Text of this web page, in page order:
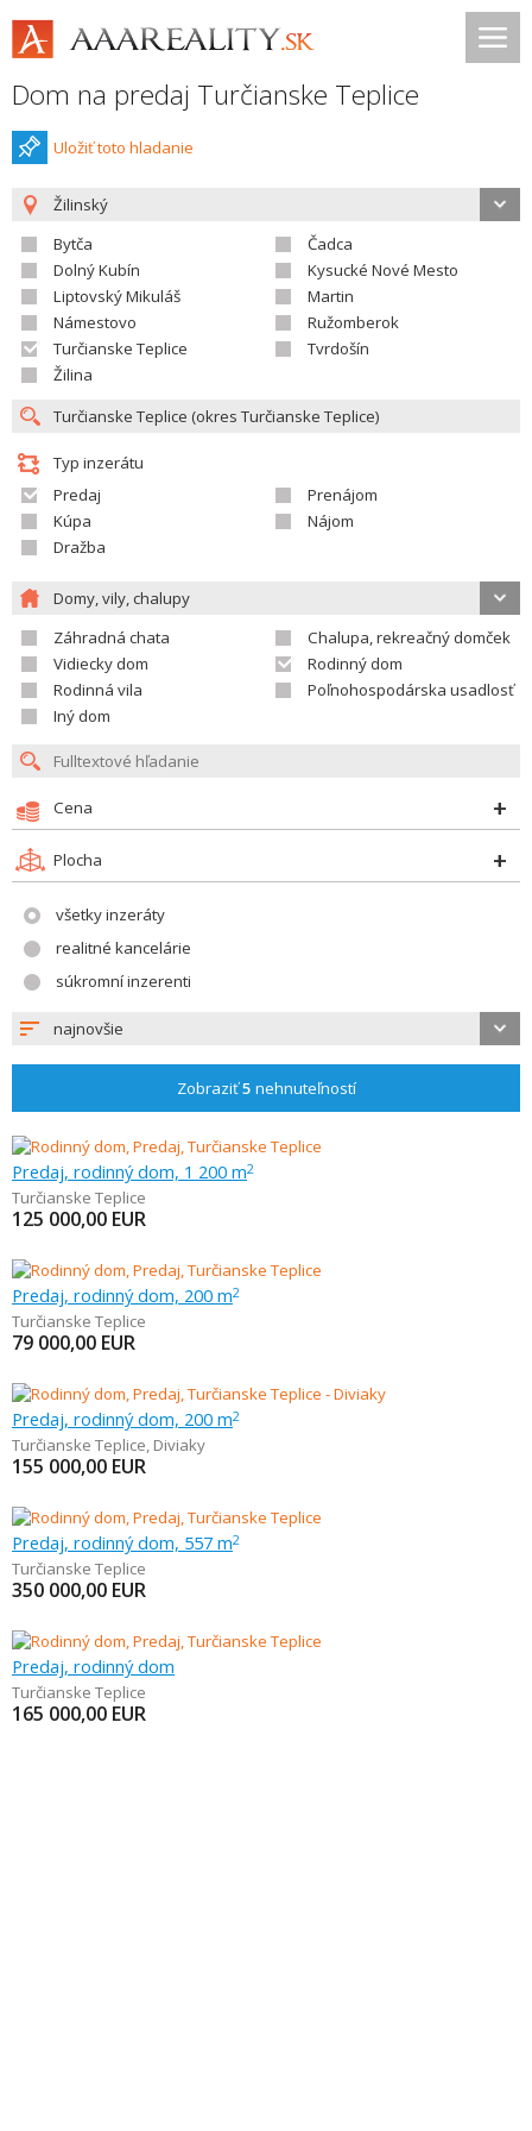
Dom na predaj Turčianske Teplice
Uložiť toto hladanie
Žilinský
Bytča
Čadca
Dolný Kubín
Kysucké Nové Mesto
Liptovský Mikuláš
Martin
Námestovo
Ružomberok
Turčianske Teplice
Tvrdošín
Žilina
Typ inzerátu
Predaj
Prenájom
Kúpa
Nájom
Dražba
Domy, vily, chalupy
Záhradná chata
Chalupa, rekreačný domček
Vidiecky dom
Rodinný dom
Rodinná vila
Poľnohospodárska usadlosť
Iný dom
Cena
Plocha
všetky inzeráty
realitné kancelárie
súkromní inzerenti
najnovšie
Zobraziť5 nehnuteľností
Predaj, rodinný dom, 1 200 m2
Turčianske Teplice
125 000,00 EUR
Predaj, rodinný dom, 200 m2
Turčianske Teplice
79 000,00 EUR
Predaj, rodinný dom, 200 m2
Turčianske Teplice, Diviaky
155 000,00 EUR
Predaj, rodinný dom, 557 m2
Turčianske Teplice
350 000,00 EUR
Predaj, rodinný dom
Turčianske Teplice
165 000,00 EUR